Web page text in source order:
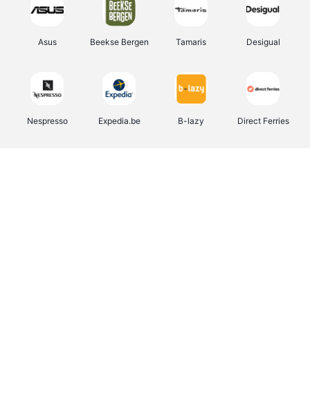
Asus Beekse Bergen Tamaris Desigual
Nespresso Expedia.be B-lazy Direct Ferries